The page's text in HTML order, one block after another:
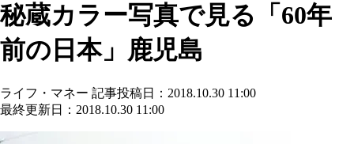
秘蔵カラー写真で見る「60年
前の日本」鹿児島
ライフ・マネー 記事投稿日：2018.10.30 11:00
最終更新日：2018.10.30 11:00